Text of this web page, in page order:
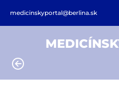
medicinskyportal@berlina.sk